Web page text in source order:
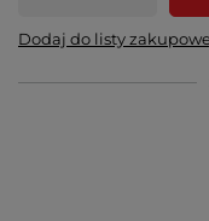
Dodaj do listy